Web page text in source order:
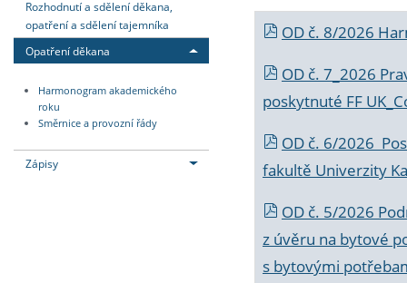
Rozhodnutí a sdělení děkana,
opatření a sdělení tajemníka
Opatření děkana
Harmonogram akademického
roku
Směrnice a provozní řády
Zápisy
OD č. 8/2026
OD č. 7_2026
poskytnuté FF
OD č. 6/2026
fakultě Univerzity
OD č. 5/2026
z úvěru na bytové
s bytovými